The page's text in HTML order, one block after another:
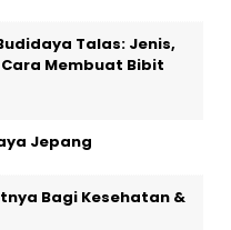
Talas: Jenis,
Membuat Bibit
Jepang
Bagi Kesehatan &